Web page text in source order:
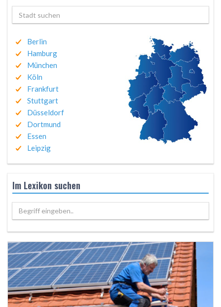
Berlin
Hamburg
München
Köln
Frankfurt
Stuttgart
Düsseldorf
Dortmund
Essen
Leipzig
Im Lexikon suchen
Begriff eingeben..